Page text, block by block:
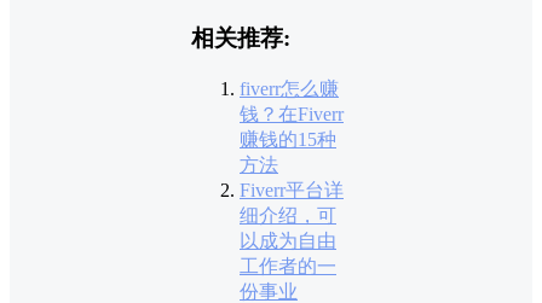
相关推荐:
fiverr怎么赚
钱？在Fiverr
赚钱的15种
方法
Fiverr平台详
细介绍，可
以成为自由
工作者的一
份事业